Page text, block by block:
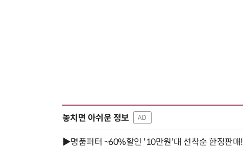
놓치면 아쉬운 정보 AD
▶명품퍼터 ~60%할인 '10만원'대 선착순 한정판매!